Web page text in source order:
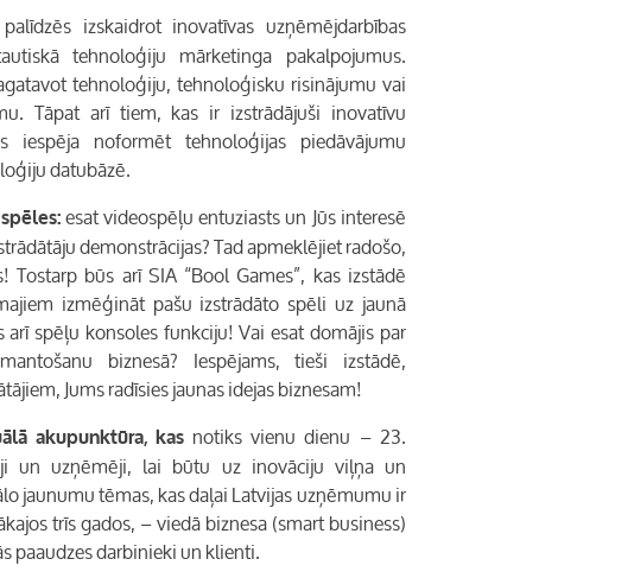
izskaidrot inovatīvas uzņēmējdarbības
tehnoloģiju mārketinga pakalpojumus.
tehnoloģiju, tehnoloģisku risinājumu vai
Tāpat arī tiem, kas ir izstrādājuši inovatīvu
noformēt tehnoloģijas piedāvājumu
datubāzē.
esat videospēļu entuziasts un Jūs interesē
demonstrācijas? Tad apmeklējiet radošo,
būs arī SIA “Bool Games”, kas izstādē
izmēģināt pašu izstrādāto spēli uz jaunā
spēļu konsoles funkciju! Vai esat domājis par
biznesā? Iespējams, tieši izstādē,
Jums radīsies jaunas idejas biznesam!
akupunktūra, kasnotiks vienu dienu – 23.
un uzņēmēji, lai būtu uz inovāciju viļņa un
jaunumu tēmas, kas daļai Latvijas uzņēmumu ir
trīs gados, – viedā biznesa (smart business)
paaudzes darbinieki un klienti.